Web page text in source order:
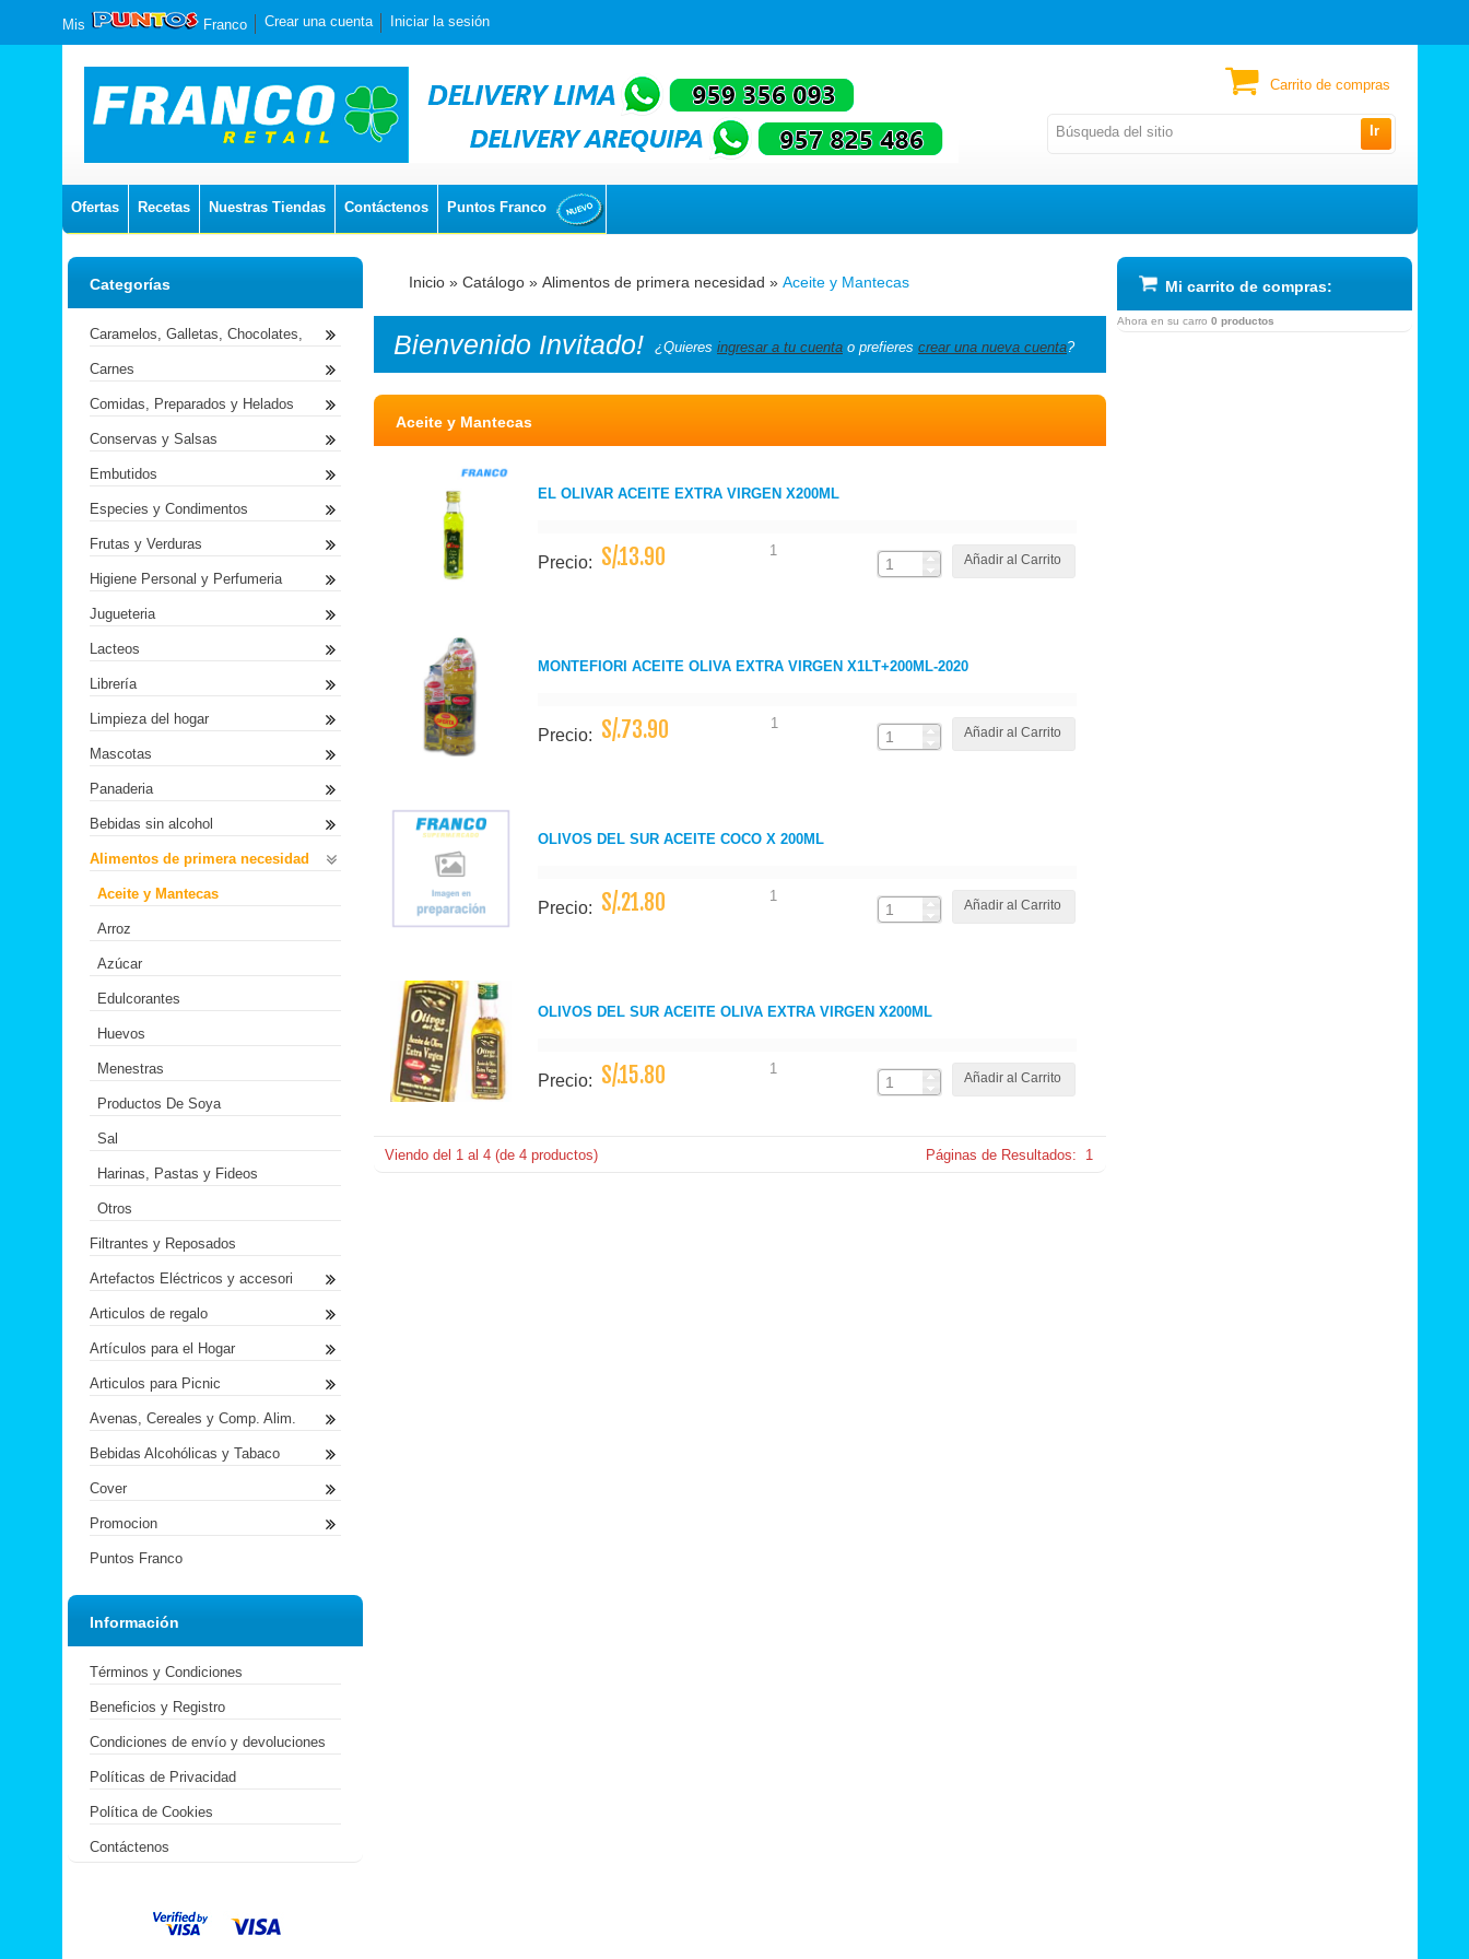
Ir
Mis Franco Crear una cuenta Iniciar la sesión
Ofertas Recetas Nuestras Tiendas Contáctenos Puntos Franco
Carrito de compras
Inicio » Catálogo » Alimentos de primera necesidad » Aceite y Mantecas
Bienvenido Invitado! ¿Quieres ingresar a tu cuenta o prefieres crear una nueva cuenta?
Aceite y Mantecas
EL OLIVAR ACEITE EXTRA VIRGEN X200ML
Precio: S/.13.90 1
Añadir al Carrito
MONTEFIORI ACEITE OLIVA EXTRA VIRGEN X1LT+200ML-2020
Precio: S/.73.90 1
Añadir al Carrito
OLIVOS DEL SUR ACEITE COCO X 200ML
Precio: S/.21.80 1
Añadir al Carrito
OLIVOS DEL SUR ACEITE OLIVA EXTRA VIRGEN X200ML
Precio: S/.15.80 1
Añadir al Carrito
Viendo del 1 al 4 (de 4 productos) Páginas de Resultados: 1
Categorías
Caramelos, Galletas, Chocolates,
Carnes
Comidas, Preparados y Helados
Conservas y Salsas
Embutidos
Especies y Condimentos
Frutas y Verduras
Higiene Personal y Perfumeria
Jugueteria
Lacteos
Librería
Limpieza del hogar
Mascotas
Panaderia
Bebidas sin alcohol
Alimentos de primera necesidad
Aceite y Mantecas
Arroz
Azúcar
Edulcorantes
Huevos
Menestras
Productos De Soya
Sal
Harinas, Pastas y Fideos
Otros
Filtrantes y Reposados
Artefactos Eléctricos y accesori
Articulos de regalo
Artículos para el Hogar
Articulos para Picnic
Avenas, Cereales y Comp. Alim.
Bebidas Alcohólicas y Tabaco
Cover
Promocion
Puntos Franco
Información
Términos y Condiciones
Beneficios y Registro
Condiciones de envío y devoluciones
Políticas de Privacidad
Política de Cookies
Contáctenos
Mi carrito de compras:
Ahora en su carro 0 productos